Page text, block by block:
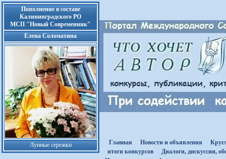
Пополнение в составе
Калининградского РО
МСП "Новый Современник"
Елена Соломатина
Лунные сережки Главная Новости и объявления
итоги конкурсов
Диалоги, дискуссии,